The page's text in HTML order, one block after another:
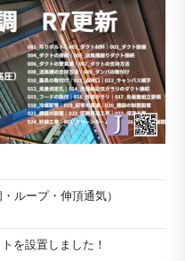
ループ・伸頂通気）
を設置しました！